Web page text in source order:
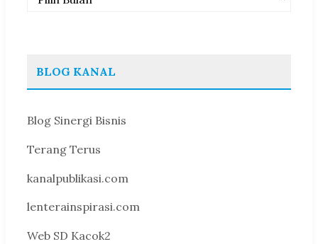
BLOG KANAL
Blog Sinergi Bisnis
Terang Terus
kanalpublikasi.com
lenterainspirasi.com
Web SD Kacok2